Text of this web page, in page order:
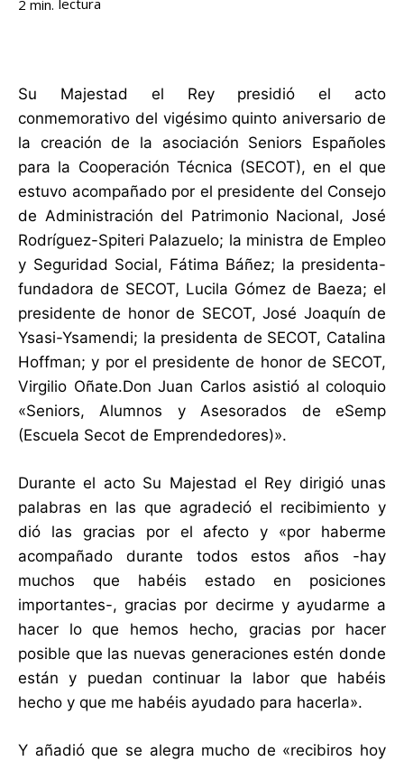
2 min. lectura
Su Majestad el Rey presidió el acto
conmemorativo del vigésimo quinto aniversario de
la creación de la asociación Seniors Españoles
para la Cooperación Técnica (SECOT), en el que
estuvo acompañado por el presidente del Consejo
de Administración del Patrimonio Nacional, José
Rodríguez-Spiteri Palazuelo; la ministra de Empleo
y Seguridad Social, Fátima Báñez; la presidenta-
fundadora de SECOT, Lucila Gómez de Baeza; el
presidente de honor de SECOT, José Joaquín de
Ysasi-Ysamendi; la presidenta de SECOT, Catalina
Hoffman; y por el presidente de honor de SECOT,
Virgilio Oñate.Don Juan Carlos asistió al coloquio
«Seniors, Alumnos y Asesorados de eSemp
(Escuela Secot de Emprendedores)».
Durante el acto Su Majestad el Rey dirigió unas
palabras en las que agradeció el recibimiento y
dió las gracias por el afecto y «por haberme
acompañado durante todos estos años -hay
muchos que habéis estado en posiciones
importantes-, gracias por decirme y ayudarme a
hacer lo que hemos hecho, gracias por hacer
posible que las nuevas generaciones estén donde
están y puedan continuar la labor que habéis
hecho y que me habéis ayudado para hacerla».
Y añadió que se alegra mucho de «recibiros hoy